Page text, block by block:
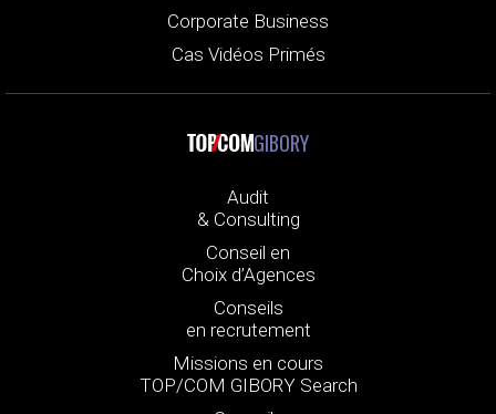
Corporate Business
Cas Vidéos Primés
GIBORY
Audit
& Consulting
Conseil en
Choix d’Agences
Conseils
en recrutement
Missions en cours
TOP/COM GIBORY Search